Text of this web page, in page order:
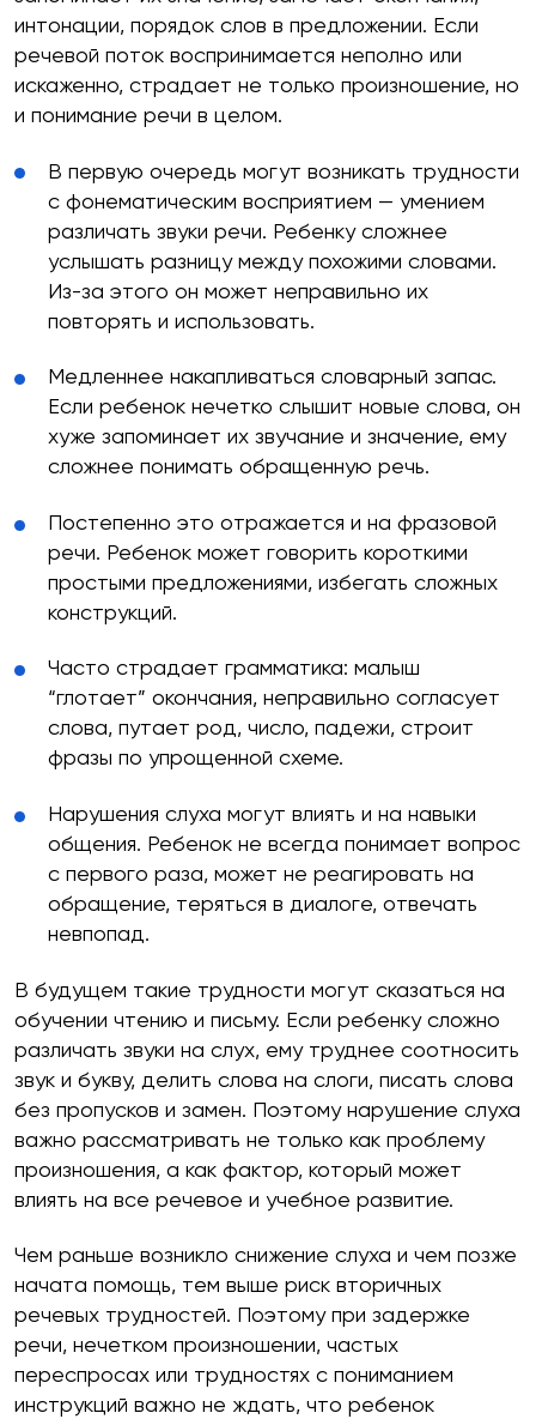
интонации, порядок слов в предложении. Если
речевой поток воспринимается неполно или
искаженно, страдает не только произношение, но
и понимание речи в целом.
В первую очередь могут возникать трудности
с фонематическим восприятием — умением
различать звуки речи. Ребенку сложнее
услышать разницу между похожими словами.
Из-за этого он может неправильно их
повторять и использовать.
Медленнее накапливаться словарный запас.
Если ребенок нечетко слышит новые слова, он
хуже запоминает их звучание и значение, ему
сложнее понимать обращенную речь.
Постепенно это отражается и на фразовой
речи. Ребенок может говорить короткими
простыми предложениями, избегать сложных
конструкций.
Часто страдает грамматика: малыш
“глотает” окончания, неправильно согласует
слова, путает род, число, падежи, строит
фразы по упрощенной схеме.
Нарушения слуха могут влиять и на навыки
общения. Ребенок не всегда понимает вопрос
с первого раза, может не реагировать на
обращение, теряться в диалоге, отвечать
невпопад.
В будущем такие трудности могут сказаться на
обучении чтению и письму. Если ребенку сложно
различать звуки на слух, ему труднее соотносить
звук и букву, делить слова на слоги, писать слова
без пропусков и замен. Поэтому нарушение слуха
важно рассматривать не только как проблему
произношения, а как фактор, который может
влиять на все речевое и учебное развитие.
Чем раньше возникло снижение слуха и чем позже
начата помощь, тем выше риск вторичных
речевых трудностей. Поэтому при задержке
речи, нечетком произношении, частых
переспросах или трудностях с пониманием
инструкций важно не ждать, что ребенок